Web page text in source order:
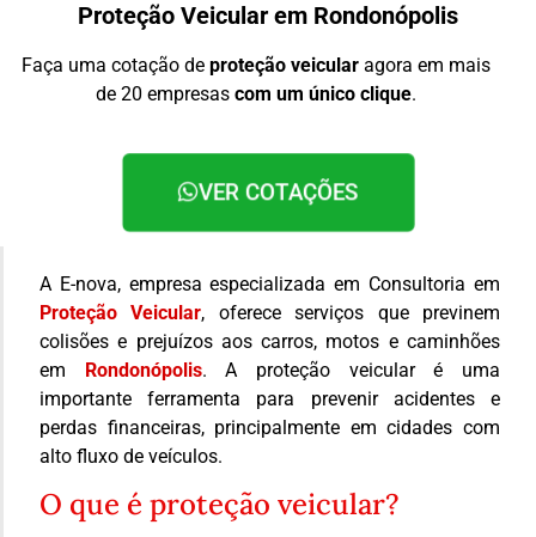
Proteção Veicular em Rondonópolis
Faça uma cotação de proteção veicular agora em mais
de 20 empresas com um único clique.
VER COTAÇÕES
A E-nova, empresa especializada em Consultoria em
Proteção Veicular, oferece serviços que previnem
colisões e prejuízos aos carros, motos e caminhões
em Rondonópolis. A proteção veicular é uma
importante ferramenta para prevenir acidentes e
perdas financeiras, principalmente em cidades com
alto fluxo de veículos.
O que é proteção veicular?